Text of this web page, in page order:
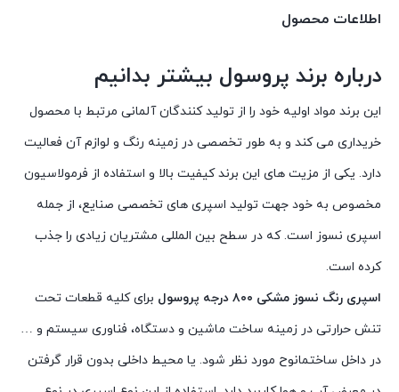
اطلاعات محصول
درباره برند پروسول بیشتر بدانیم
این برند مواد اولیه خود را از تولید کنندگان آلمانی مرتبط با محصول
خریداری می کند و به طور تخصصی در زمینه رنگ و لوازم آن فعالیت
دارد. یکی از مزیت های این برند کیفیت بالا و استفاده از فرمولاسیون
مخصوص به خود جهت تولید اسپری های تخصصی صنایع، از جمله
اسپری نسوز است. که در سطح بین المللی مشتریان زیادی را جذب
کرده است.
اسپری رنگ نسوز مشکی ۸۰۰ درجه پروسول
برای کلیه قطعات تحت
تنش حرارتی در زمینه ساخت ماشین و دستگاه، فناوری سیستم و …
در داخل ساختمانوح مورد نظر شود. یا محیط داخلی بدون قرار گرفتن